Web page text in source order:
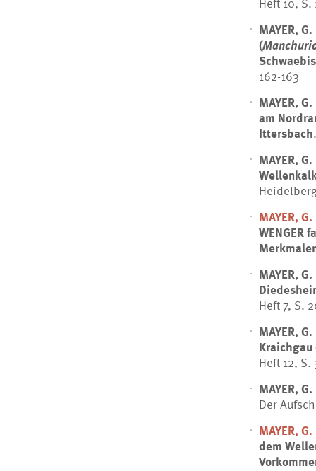
MAYER, G.
(
162-163
MAYER, G.
am
Ittersbach
MAYER, G.
MAYER, G.
WENGER
MAYER, G.
Heft 7, S.
MAYER, G.
Heft 12, S.
MAYER, G.
Der
MAYER, G.
dem